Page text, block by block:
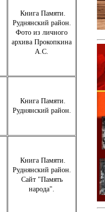
Книга Памяти.
Руднянский район.
Фото из личного
архива Прокопкина
А.С.
Книга Памяти.
Руднянский район.
Книга Памяти.
Руднянский район.
Сайт "Память
народа".